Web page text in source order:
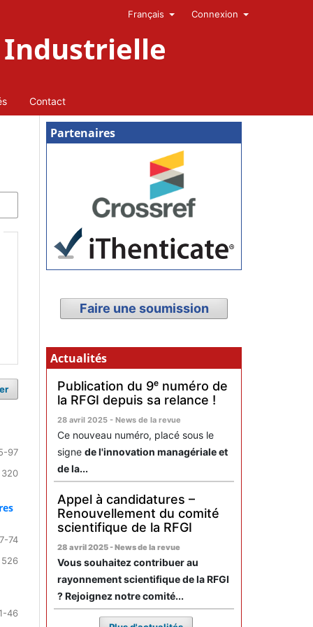
Industrielle
Contact
Français Connexion
97
74
46
Partenaires
Faire une soumission
Actualités
Publication du 9ᵉ numéro de
la RFGI depuis sa relance !
28 avril 2025 - News de la revue
Ce nouveau numéro, placé sous le
signe de l'innovation managériale et
de la...
Appel à candidatures –
Renouvellement du comité
scientifique de la RFGI
28 avril 2025 - News de la revue
Vous souhaitez contribuer au
rayonnement scientifique de la RFGI
? Rejoignez notre comité...